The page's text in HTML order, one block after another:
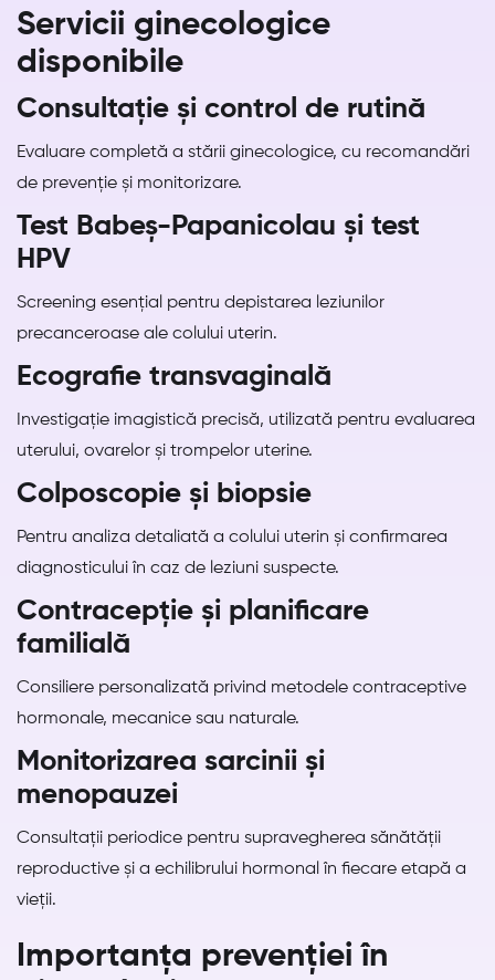
Servicii ginecologice
disponibile
Consultație și control de rutină
Evaluare completă a stării ginecologice, cu recomandări
de prevenție și monitorizare.
Test Babeș-Papanicolau și test
HPV
Screening esențial pentru depistarea leziunilor
precanceroase ale colului uterin.
Ecografie transvaginală
Investigație imagistică precisă, utilizată pentru evaluarea
uterului, ovarelor și trompelor uterine.
Colposcopie și biopsie
Pentru analiza detaliată a colului uterin și confirmarea
diagnosticului în caz de leziuni suspecte.
Contracepție și planificare
familială
Consiliere personalizată privind metodele contraceptive
hormonale, mecanice sau naturale.
Monitorizarea sarcinii și
menopauzei
Consultații periodice pentru supravegherea sănătății
reproductive și a echilibrului hormonal în fiecare etapă a
vieții.
Importanța prevenției în